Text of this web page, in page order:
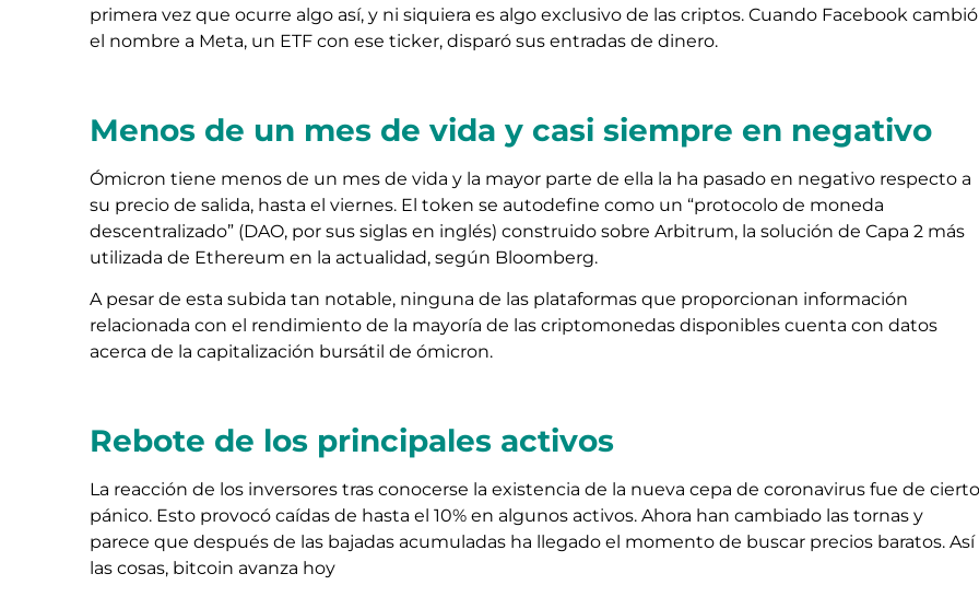
primera vez que ocurre algo así, y ni siquiera es algo exclusivo de las criptos. Cuando Facebook cambió
el nombre a Meta, un ETF con ese ticker, disparó sus entradas de dinero.
Menos de un mes de vida y casi siempre en negativo
Ómicron tiene menos de un mes de vida y la mayor parte de ella la ha pasado en negativo respecto a
su precio de salida, hasta el viernes. El token se autodefine como un “protocolo de moneda
descentralizado” (DAO, por sus siglas en inglés) construido sobre Arbitrum, la solución de Capa 2 más
utilizada de Ethereum en la actualidad, según Bloomberg.
A pesar de esta subida tan notable, ninguna de las plataformas que proporcionan información
relacionada con el rendimiento de la mayoría de las criptomonedas disponibles cuenta con datos
acerca de la capitalización bursátil de ómicron.
Rebote de los principales activos
La reacción de los inversores tras conocerse la existencia de la nueva cepa de coronavirus fue de cierto
pánico. Esto provocó caídas de hasta el 10% en algunos activos. Ahora han cambiado las tornas y
parece que después de las bajadas acumuladas ha llegado el momento de buscar precios baratos. Así
las cosas, bitcoin avanza hoy